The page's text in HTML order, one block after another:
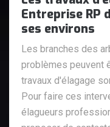
Entreprise RP
ses environs
Les branches des
problèmes peuvent
travaux d'élagage
Pour faire ces
élagueurs